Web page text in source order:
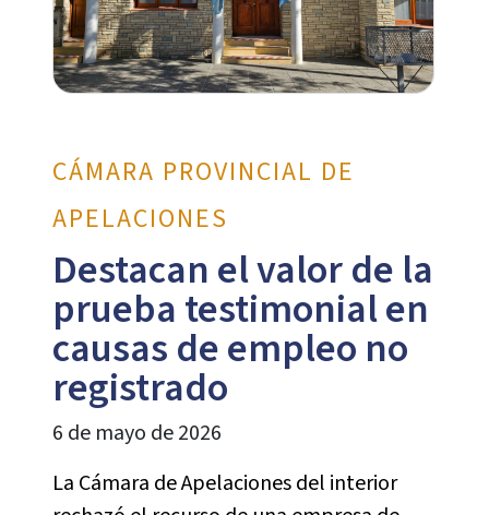
CÁMARA PROVINCIAL DE
APELACIONES
Destacan el valor de la
prueba testimonial en
causas de empleo no
registrado
6 de mayo de 2026
La Cámara de Apelaciones del interior